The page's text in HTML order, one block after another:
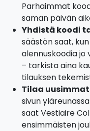
Parhaimmat
saman päivän
Yhdistä koodi
säästön saat,
alennuskoodia jo
– tarkista aina
tilauksen
Tilaa
sivun
saat Vestiaire
ensimmäisten